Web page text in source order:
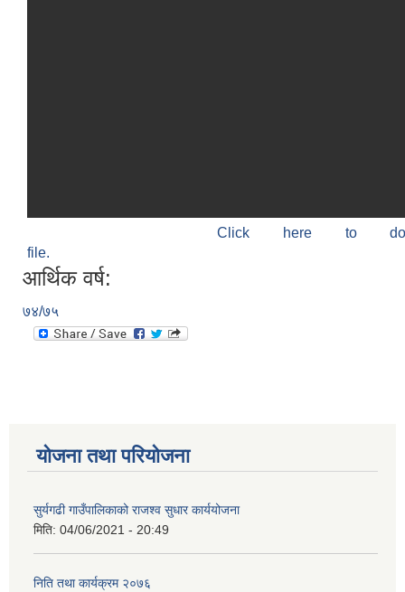
Click here to
file.
आर्थिक वर्ष:
७४/७५
योजना तथा परियोजना
सुर्यगढी गाउँपालिकाको राजश्व सुधार कार्ययोजना
मिति: 04/06/2021 - 20:49
निति तथा कार्यक्रम २०७६